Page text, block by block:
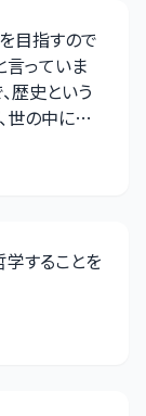
目指すので
言っていま
歴史という
世の中には
することを